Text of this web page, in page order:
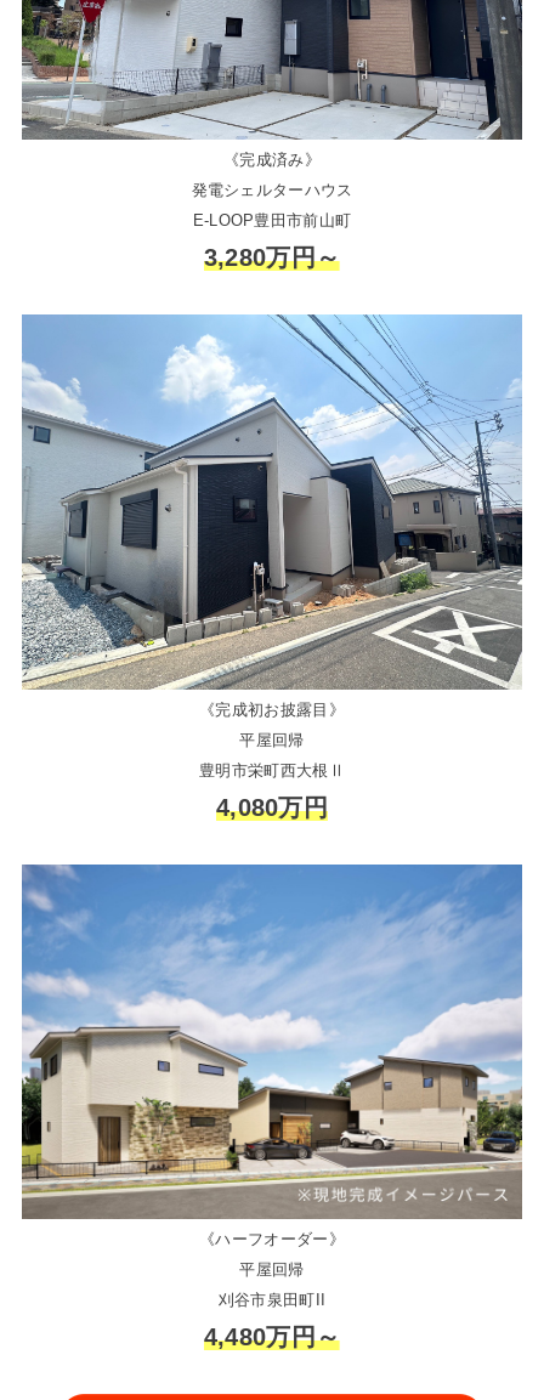
《完成済み》
発電シェルターハウス
E-LOOP豊田市前山町
3,280万円～
《完成初お披露目》
平屋回帰
豊明市栄町西大根Ⅱ
4,080万円
《ハーフオーダー》
平屋回帰
刈谷市泉田町II
4,480万円～